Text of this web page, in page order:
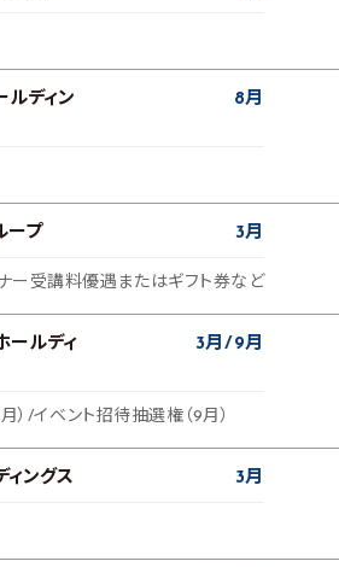
ルディン
8月
ープ 3月
ー受講料優遇またはギフト券など
ールディ
3月 9月
）/イベント招待抽選権（9月）
ィングス 3月